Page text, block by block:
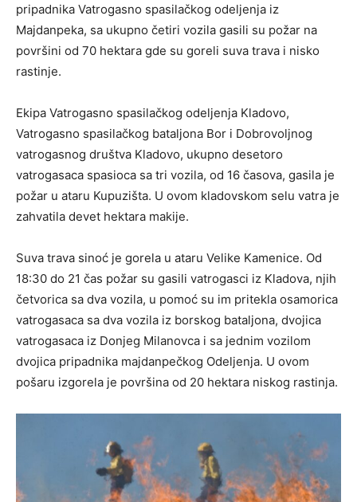
pripadnika Vatrogasno spasilačkog odeljenja iz
Majdanpeka, sa ukupno četiri vozila gasili su požar na
površini od 70 hektara gde su goreli suva trava i nisko
rastinje.
Ekipa Vatrogasno spasilačkog odeljenja Kladovo,
Vatrogasno spasilačkog bataljona Bor i Dobrovoljnog
vatrogasnog društva Kladovo, ukupno desetoro
vatrogasaca spasioca sa tri vozila, od 16 časova, gasila je
požar u ataru Kupuzišta. U ovom kladovskom selu vatra je
zahvatila devet hektara makije.
Suva trava sinoć je gorela u ataru Velike Kamenice. Od
18:30 do 21 čas požar su gasili vatrogasci iz Kladova, njih
četvorica sa dva vozila, u pomoć su im pritekla osamorica
vatrogasaca sa dva vozila iz borskog bataljona, dvojica
vatrogasaca iz Donjeg Milanovca i sa jednim vozilom
dvojica pripadnika majdanpečkog Odeljenja. U ovom
pošaru izgorela je površina od 20 hektara niskog rastinja.